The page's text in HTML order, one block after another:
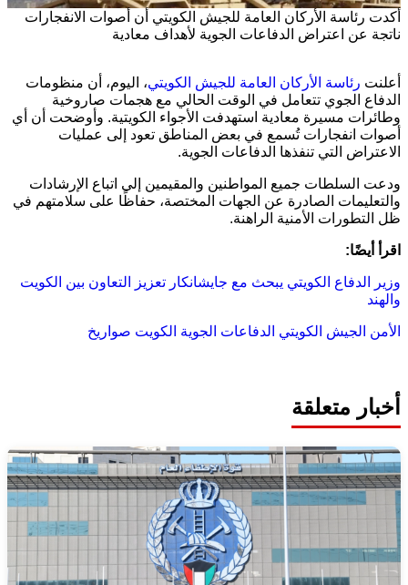
أكدت رئاسة الأركان العامة للجيش الكويتي أن أصوات الانفجارات
ناتجة عن اعتراض الدفاعات الجوية لأهداف معادية
أعلنت رئاسة الأركان العامة للجيش الكويتي، اليوم، أن منظومات
الدفاع الجوي تتعامل في الوقت الحالي مع هجمات صاروخية
وطائرات مسيرة معادية استهدفت الأجواء الكويتية. وأوضحت أن أي
أصوات انفجارات تُسمع في بعض المناطق تعود إلى عمليات
الاعتراض التي تنفذها الدفاعات الجوية.
ودعت السلطات جميع المواطنين والمقيمين إلى اتباع الإرشادات
والتعليمات الصادرة عن الجهات المختصة، حفاظًا على سلامتهم في
ظل التطورات الأمنية الراهنة.
اقرأ أيضًا:
وزير الدفاع الكويتي يبحث مع جايشانكار تعزيز التعاون بين الكويت
والهند
الأمن الجيش الكويتي الدفاعات الجوية الكويت صواريخ
أخبار متعلقة